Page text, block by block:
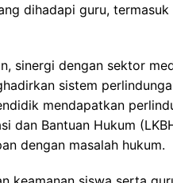
dihadapi guru, termasuk
sinergi dengan sektor
sistem
mendapatkan
dan Bantuan Hukum
dengan masalah hukum.